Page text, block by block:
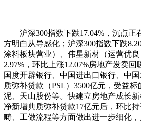
沪深300指数下跌17.04%，沉点正
方明白从导感化；沪深300指数下跌
涂料板块营业）、伟星新材（运营优
2.97%，环比上涨12.07%房地产发卖回
国度开辟银行、中国进出口银行、中
质弥补贷款（PSL）3500亿元，受益
泥、天山股份等。快建立房地产成长新
净新增典质弥补贷款17亿元后，环比
畴、工做流程等方面做出进一步细化